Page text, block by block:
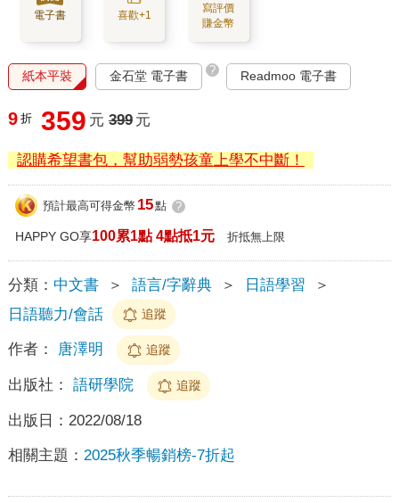
電子書 喜歡+1
寫評價
賺金幣
紙本平裝 金石堂 電子書 ? Readmoo 電子書
9 折 359 元 399 元
認購希望書包，幫助弱勢孩童上學不中斷！
預計最高可得金幣 15點 ?
HAPPY GO享100累1點 4點抵1元 折抵無上限
分類： 中文書 ＞ 語言/字辭典 ＞ 日語學習
＞
日語聽力/會話
追蹤
作者： 唐澤明 追蹤
出版社： 語研學院 追蹤
出版日： 2022/08/18
相關主題： 2025秋季暢銷榜-7折起